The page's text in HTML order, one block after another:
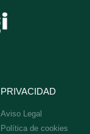
PRIVACIDAD
Aviso Legal
Política de cookies